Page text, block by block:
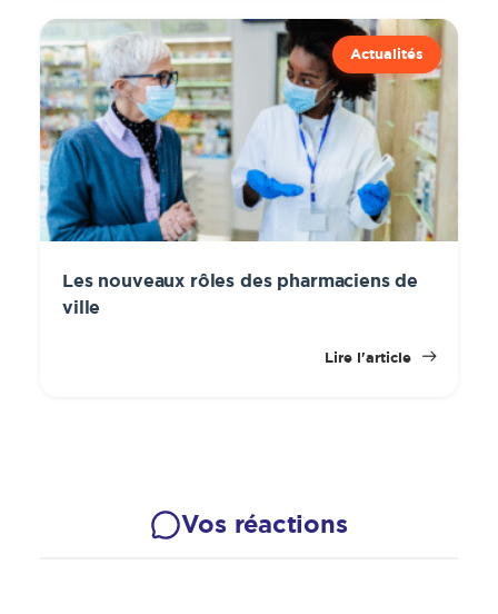
Actualités
Les nouveaux rôles des pharmaciens de
ville
Lire l'article
Vos réactions